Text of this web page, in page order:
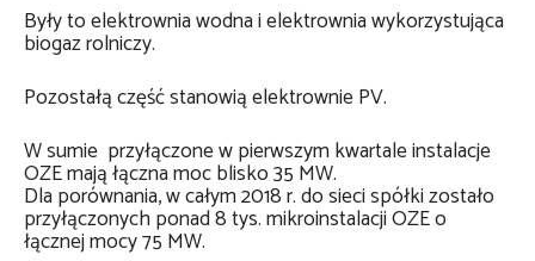
Były to elektrownia wodna i elektrownia wykorzystująca
biogaz rolniczy.
Pozostałą część stanowią elektrownie PV.
W sumie przyłączone w pierwszym kwartale instalacje
OZE mają łączna moc blisko 35 MW.
Dla porównania, w całym 2018 r. do sieci spółki zostało
przyłączonych ponad 8 tys. mikroinstalacji OZE o
łącznej mocy 75 MW.